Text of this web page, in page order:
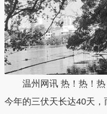
温州网讯 热！热！热
今年的三伏天长达40天